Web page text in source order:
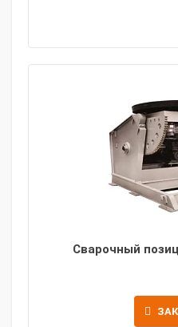
Сварочный